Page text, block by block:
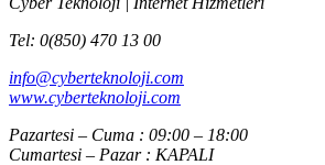
Tel: 0(850) 470 13 00
info@cyberteknoloji.com
www.cyberteknoloji.com
Pazartesi – Cuma : 09:00 – 18:00
Cumartesi – Pazar : KAPALI